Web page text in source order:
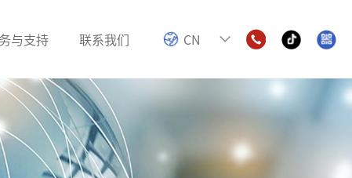
与支持 联系我们 CN
感 色环电感